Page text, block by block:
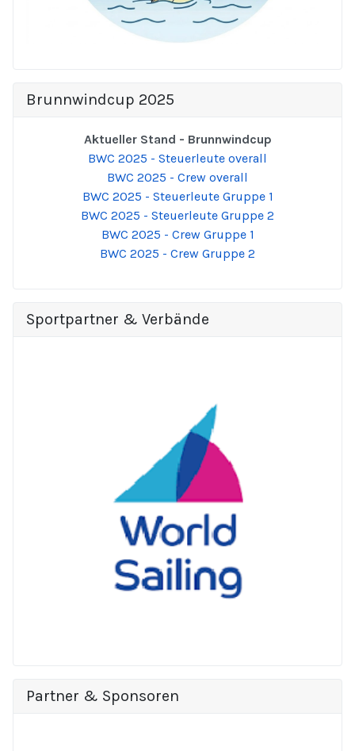
Brunnwindcup 2025
Aktueller Stand - Brunnwindcup
BWC 2025 - Steuerleute overall
BWC 2025 - Crew overall
BWC 2025 - Steuerleute Gruppe 1
BWC 2025 - Steuerleute Gruppe 2
BWC 2025 - Crew Gruppe 1
BWC 2025 - Crew Gruppe 2
Sportpartner & Verbände
Partner & Sponsoren